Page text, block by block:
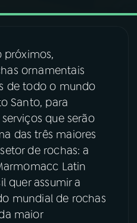
próximos,
ornamentais
de todo o mundo
Santo, para
que serão
das três maiores
de rochas: a
Latin
quer assumir a
mundial de rochas
maior